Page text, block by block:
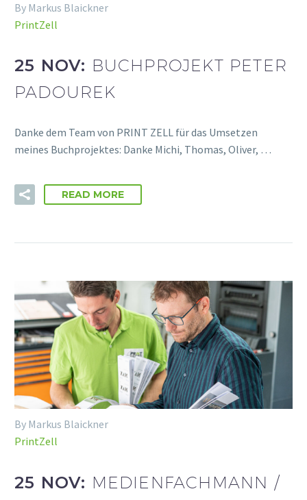
By Markus Blaickner
PrintZell
25 NOV: BUCHPROJEKT PETER
PADOUREK
Danke dem Team von PRINT ZELL für das Umsetzen
meines Buchprojektes: Danke Michi, Thomas, Oliver, …
READ MORE
By Markus Blaickner
PrintZell
25 NOV: MEDIENFACHMANN /